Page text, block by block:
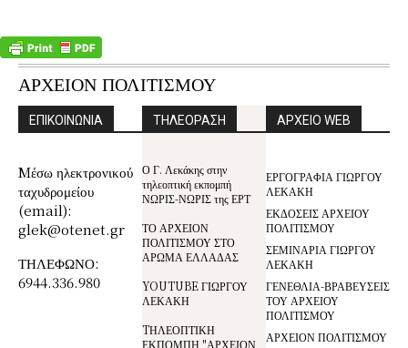
ΑΡΧΕΙΟΝ ΠΟΛΙΤΙΣΜΟΥ
ΕΠΙΚΟΙΝΩΝΙΑ
Mέσω ηλεκτρονικού
ταχυδρομείου
(email):
glek@otenet.gr
ΤΗΛΕΦΩΝΟ:
6944.336.980
ΤΗΛΕΟΡΑΣΗ
Ο Γ. Λεκάκης στην
τηλεοπτική εκπομπή
ΝΩΡΙΣ-ΝΩΡΙΣ της ΕΡΤ
ΤΟ ΑΡΧΕΙΟΝ
ΠΟΛΙΤΙΣΜΟΥ ΣΤΟ
ΑΡΩΜΑ ΕΛΛΑΔΑΣ
YOUTUBE ΓΙΩΡΓΟΥ
ΛΕΚΑΚΗ
TΗΛΕΟΠΤΙΚΗ
ΕΚΠΟΜΠΗ "ΑΡΧΕΙΟΝ
ΑΡΧΕΙΟ WEB
ΕΡΓΟΓΡΑΦΙΑ ΓΙΩΡΓΟΥ
ΛΕΚΑΚΗ
ΕΚΔΟΣΕΙΣ ΑΡΧΕΙΟΥ
ΠΟΛΙΤΙΣΜΟΥ
ΣΕΜΙΝΑΡΙΑ ΓΙΩΡΓΟΥ
ΛΕΚΑΚΗ
ΓΕΝΕΘΛΙΑ-ΒΡΑΒΕΥΣΕΙΣ
ΤΟΥ ΑΡΧΕΙΟΥ
ΠΟΛΙΤΙΣΜΟΥ
ΑΡΧΕΙΟΝ ΠΟΛΙΤΙΣΜΟΥ